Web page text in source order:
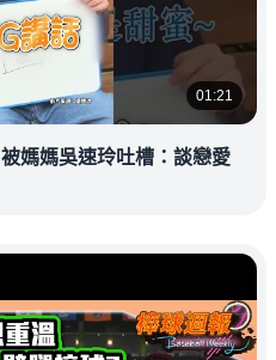
01:21
媽媽吳速玲吐槽：談戀愛